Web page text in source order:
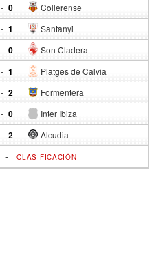
- Collerense
0
- Santanyi
1
- Son Cladera
0
- Platges de Calvia
1
- Formentera
2
- Inter Ibiza
0
- Alcudia
2
-CLASIFICACIÓN